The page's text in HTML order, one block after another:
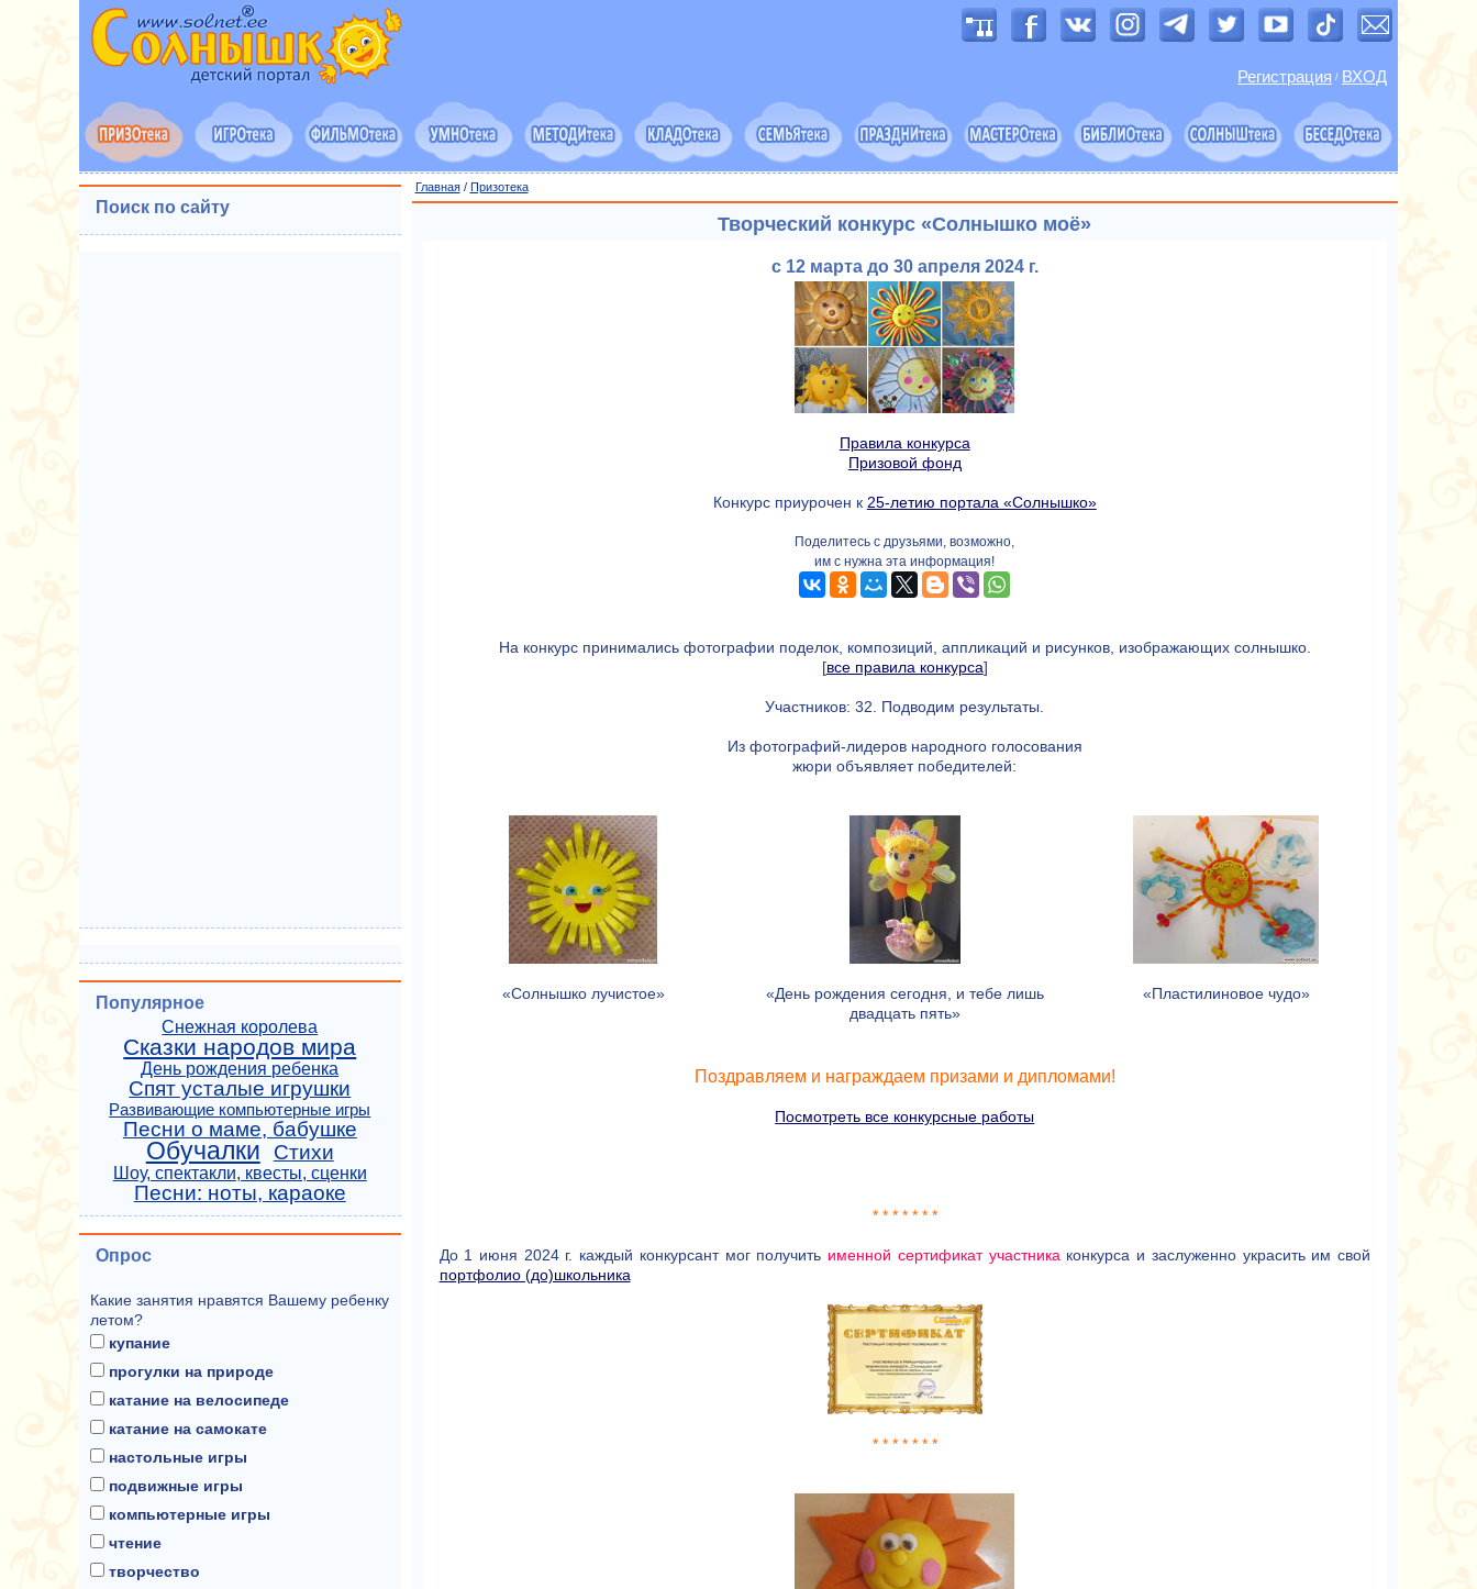
Регистрация / ВХОД
Главная/ Призотека
Творческий конкурс «Солнышко моё»
с 12 марта до 30 апреля 2024 г.
Правила конкурса
Призовой фонд
Конкурс приурочен к 25-летию портала «Солнышко»
Поделитесь с друзьями, возможно,
им с нужна эта информация!
На конкурс принимались фотографии поделок, композиций, аппликаций и рисунков, изображающих солнышко.
[все правила конкурса]
Участников: 32. Подводим результаты.
Из фотографий-лидеров народного голосования
жюри объявляет победителей:
«Солнышко лучистое»
«День рождения сегодня, и тебе лишь
двадцать пять»
«Пластилиновое чудо»
Поздравляем и награждаем призами и дипломами!
Посмотреть все конкурсные работы
* * * * * * *
До 1 июня 2024 г. каждый конкурсант мог получить именной сертификат участника конкурса и заслуженно украсить им свой
портфолио (до)школьника
* * * * * * *
Поиск по сайту
Популярное
Снежная королева
Сказки народов мира
День рождения ребенка
Спят усталые игрушки
Развивающие компьютерные игры
Песни о маме, бабушке
Обучалки Стихи
Шоу, спектакли, квесты, сценки
Песни: ноты, караоке
Опрос
Какие занятия нравятся Вашему ребенку
летом?
купание
прогулки на природе
катание на велосипеде
катание на самокате
настольные игры
подвижные игры
компьютерные игры
чтение
творчество